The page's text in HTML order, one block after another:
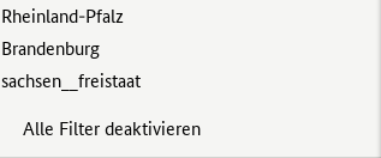
Rheinland-Pfalz
Brandenburg
sachsen__freistaat
Alle Filter deaktivieren